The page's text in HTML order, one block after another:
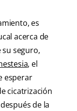
es
acerca de
seguro,
, el
esperar
cicatrización
de la